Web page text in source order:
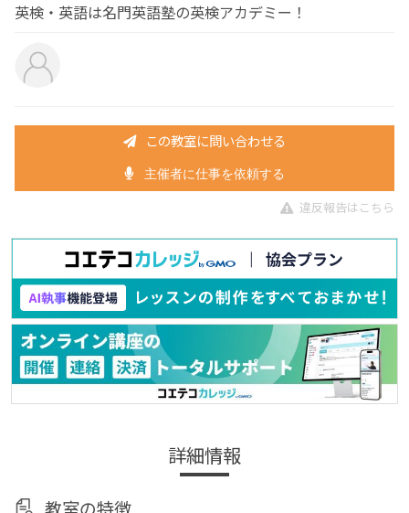
英検・英語は名門英語塾の英検アカデミー！
この教室に問い合わせる
主催者に仕事を依頼する
違反報告はこちら
詳細情報